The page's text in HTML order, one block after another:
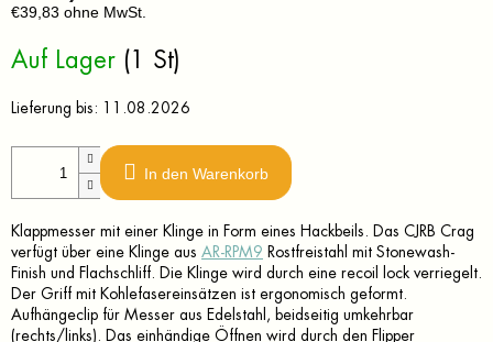
€39,83 ohne MwSt.
Auf Lager (1 St)
Lieferung bis: 11.08.2026
In den Warenkorb
Klappmesser mit einer Klinge in Form eines Hackbeils. Das CJRB Crag
verfügt über eine Klinge aus AR-RPM9 Rostfreistahl mit Stonewash-
Finish und Flachschliff. Die Klinge wird durch eine recoil lock verriegelt.
Der Griff mit Kohlefasereinsätzen ist ergonomisch geformt.
Aufhängeclip für Messer aus Edelstahl, beidseitig umkehrbar
(rechts/links). Das einhändige Öffnen wird durch den Flipper